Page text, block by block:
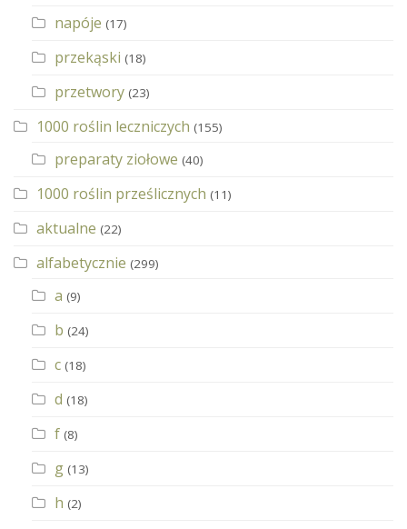
napóje (17)
przekąski (18)
przetwory (23)
1000 roślin leczniczych (155)
preparaty ziołowe (40)
1000 roślin prześlicznych (11)
aktualne (22)
alfabetycznie (299)
a (9)
b (24)
c (18)
d (18)
f (8)
g (13)
h (2)